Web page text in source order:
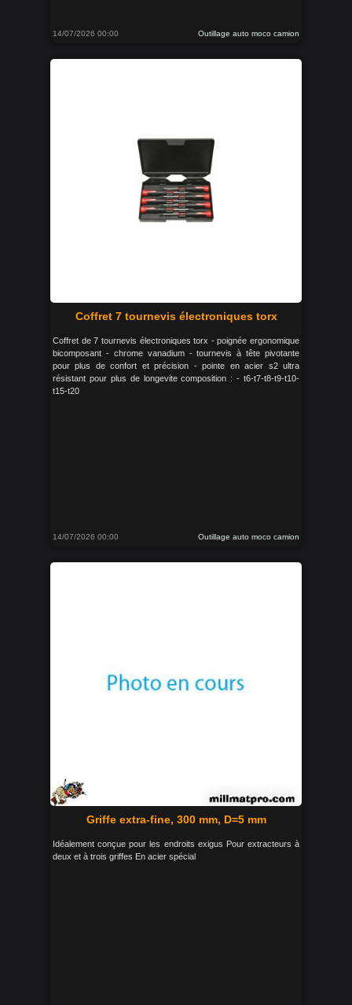
14/07/2026 00:00 Outillage auto moco camion
Coffret 7 tournevis électroniques torx
Coffret de 7 tournevis électroniques torx - poignée ergonomique
bicomposant - chrome vanadium - tournevis à tête pivotante
pour plus de confort et précision - pointe en acier s2 ultra
résistant pour plus de longevite composition : - t6-t7-t8-t9-t10-
t15-t20
14/07/2026 00:00 Outillage auto moco camion
Griffe extra-fine, 300 mm, D=5 mm
Idéalement conçue pour les endroits exigus Pour extracteurs à
deux et à trois griffes En acier spécial